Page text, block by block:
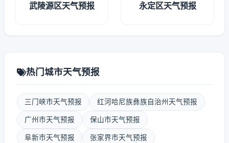
武陵源区天气预报 永定区天气预报
热门城市天气预报
三门峡市天气预报 红河哈尼族彝族自治州天气预报
广州市天气预报 保山市天气预报
阜新市天气预报 张家界市天气预报